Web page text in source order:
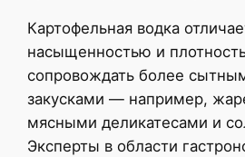
Картофельная водка
насыщенностью и
сопровождать более
закусками — например,
мясными деликатесами и
Эксперты в области